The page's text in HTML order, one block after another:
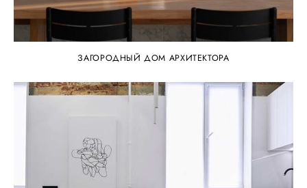
ЗАГОРОДНЫЙ ДОМ АРХИТЕКТОРА